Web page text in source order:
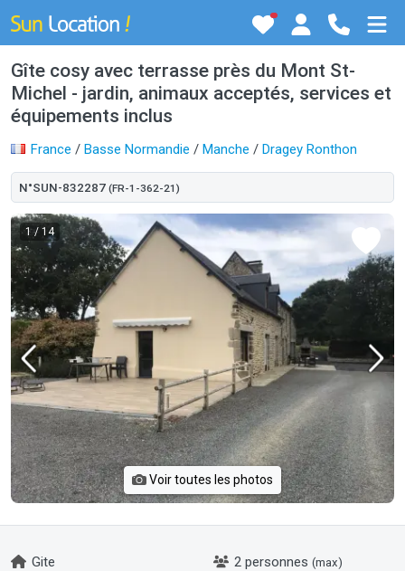
Gîte cosy avec terrasse près du Mont St-
Michel - jardin, animaux acceptés, services et
équipements inclus
France / Basse Normandie / Manche / Dragey Ronthon
N°SUN-832287 (FR-1-362-21)
1/ 14
Voir toutes les photos
Gite 2 personnes (max)